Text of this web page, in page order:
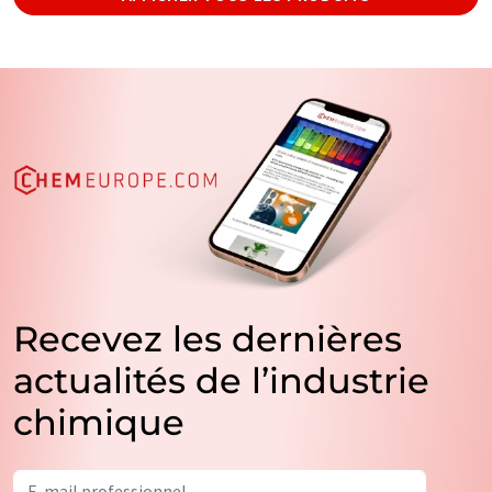
Recevez les dernières
actualités de l’industrie
chimique